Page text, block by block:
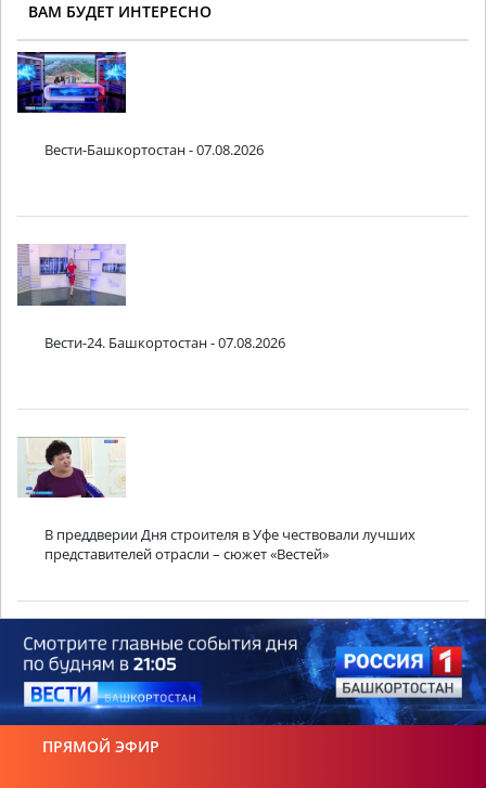
ВАМ БУДЕТ ИНТЕРЕСНО
Вести-Башкортостан - 07.08.2026
Вести-24. Башкортостан - 07.08.2026
В преддверии Дня строителя в Уфе чествовали лучших
представителей отрасли – сюжет «Вестей»
ПРЯМОЙ ЭФИР